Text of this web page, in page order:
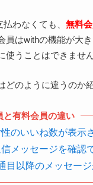
わなくても、 無料
員はwithの機能が大
使うことはできません
どのように違うのか
有料会員の違い
のいいね数が表示
メッセージを確認
目以降のメッセー